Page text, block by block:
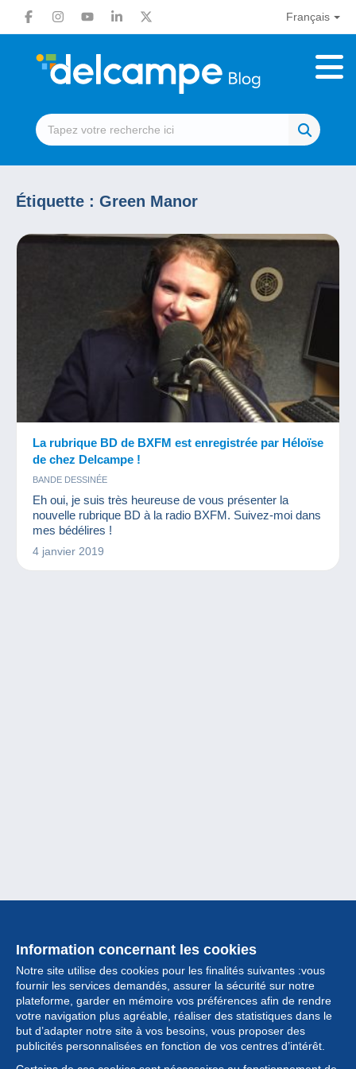
Français
Étiquette : Green Manor
La rubrique BD de BXFM est enregistrée par Héloïse
de chez Delcampe !
BANDE DESSINÉE
Eh oui, je suis très heureuse de vous présenter la
nouvelle rubrique BD à la radio BXFM. Suivez-moi dans
mes bédélires !
4 janvier 2019
Information concernant les cookies
Notre site utilise des cookies pour les finalités suivantes :vous
fournir les services demandés, assurer la sécurité sur notre
plateforme, garder en mémoire vos préférences afin de rendre
votre navigation plus agréable, réaliser des statistiques dans le
but d’adapter notre site à vos besoins, vous proposer des
publicités personnalisées en fonction de vos centres d’intérêt.
Collection